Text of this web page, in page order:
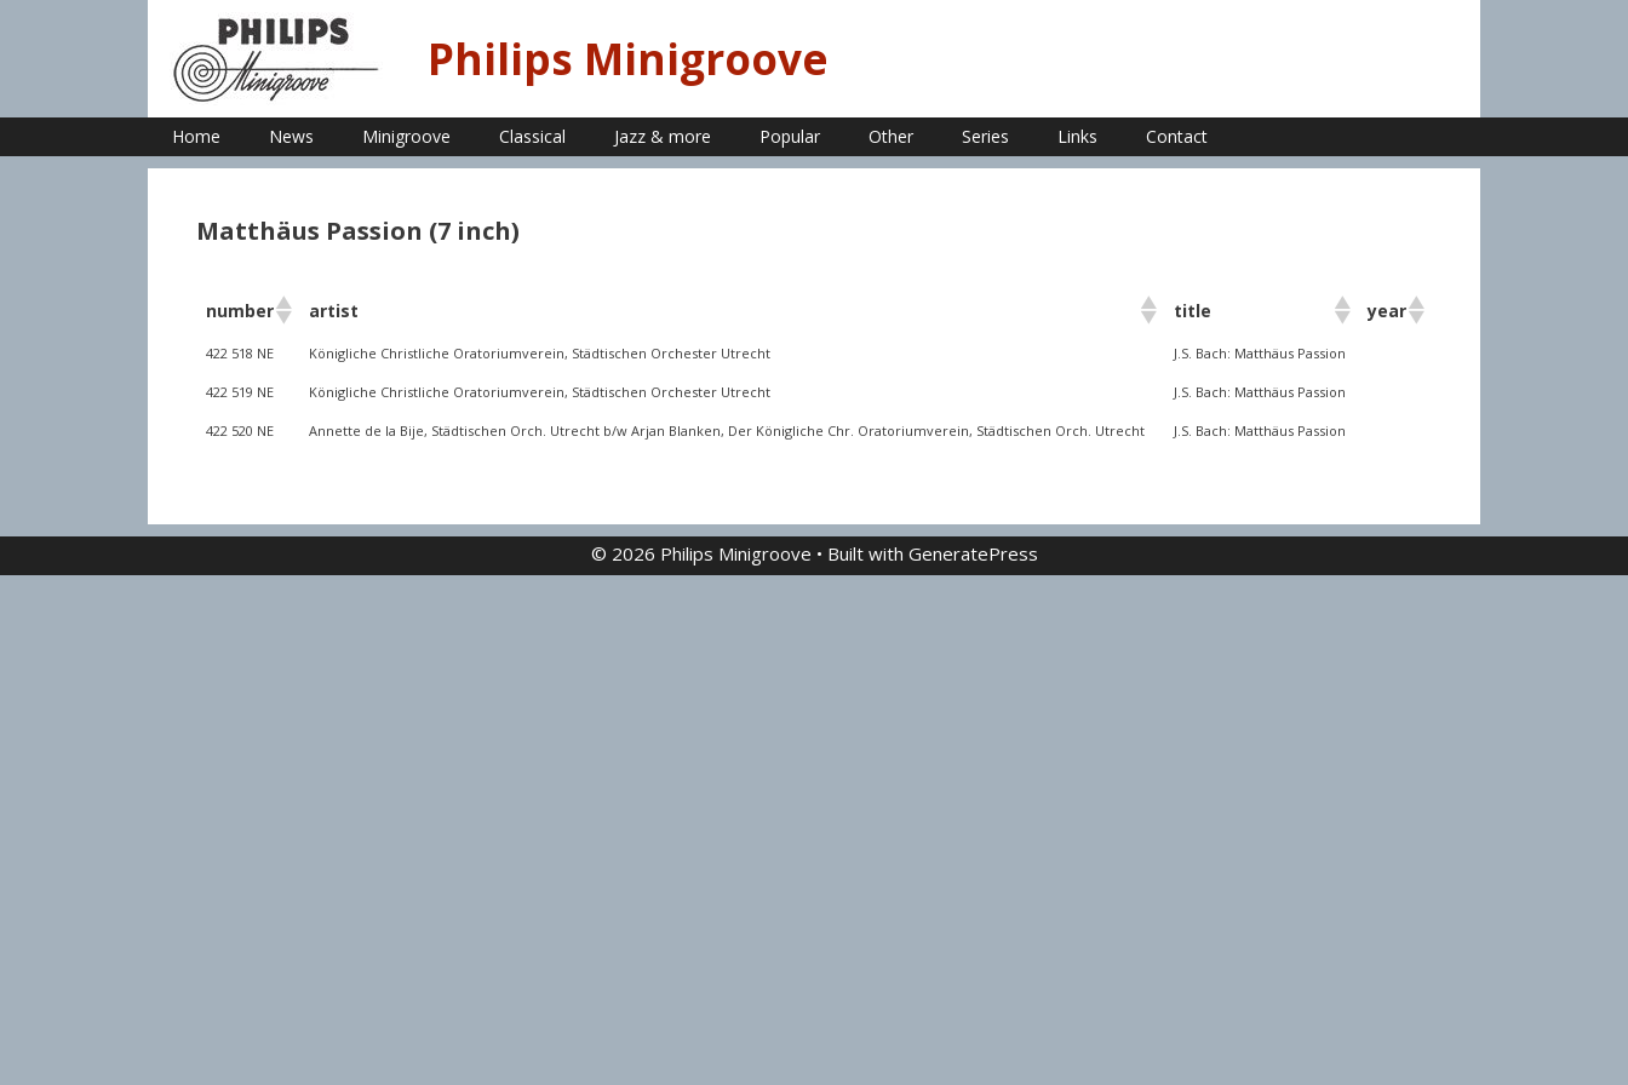
Philips Minigroove
Home News Minigroove Classical Jazz & more Popular Other Series Links Contact
Matthäus Passion (7 inch)
number artist title year
422 518 NE Königliche Christliche Oratoriumverein, Städtischen Orchester Utrecht J.S. Bach: Matthäus Passion
422 519 NE Königliche Christliche Oratoriumverein, Städtischen Orchester Utrecht J.S. Bach: Matthäus Passion
422 520 NE Annette de la Bije, Städtischen Orch. Utrecht b/w Arjan Blanken, Der Königliche Chr. Oratoriumverein, Städtischen Orch. Utrecht J.S. Bach: Matthäus Passion
© 2026 Philips Minigroove • Built with GeneratePress